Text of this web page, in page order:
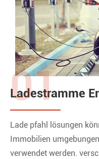
Ladestramme
01
Lade pfahl lösungen
Immobilien
verwendet werden.